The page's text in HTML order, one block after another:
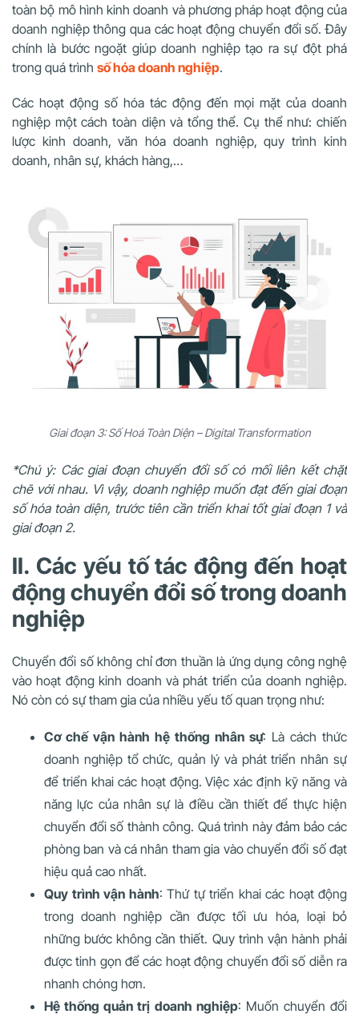
toàn bộ mô hình kinh doanh và phương pháp hoạt động của
doanh nghiệp thông qua các hoạt động chuyển đổi số. Đây
chính là bước ngoặt giúp doanh nghiệp tạo ra sự đột phá
trong quá trình số hóa doanh nghiệp.
Các hoạt động số hóa tác động đến mọi mặt của doanh
nghiệp một cách toàn diện và tổng thể. Cụ thể như: chiến
lược kinh doanh, văn hóa doanh nghiệp, quy trình kinh
doanh, nhân sự, khách hàng,…
Giai đoạn 3: Số Hoá Toàn Diện – Digital Transformation
*Chú ý: Các giai đoạn chuyển đổi số có mối liên kết chặt
chẽ với nhau. Vì vậy, doanh nghiệp muốn đạt đến giai đoạn
số hóa toàn diện, trước tiên cần triển khai tốt giai đoạn 1 và
giai đoạn 2.
II. Các yếu tố tác động đến hoạt
động chuyển đổi số trong doanh
nghiệp
Chuyển đổi số không chỉ đơn thuần là ứng dụng công nghệ
vào hoạt động kinh doanh và phát triển của doanh nghiệp.
Nó còn có sự tham gia của nhiều yếu tố quan trọng như:
Cơ chế vận hành hệ thống nhân sự: Là cách thức
doanh nghiệp tổ chức, quản lý và phát triển nhân sự
để triển khai các hoạt động. Việc xác định kỹ năng và
năng lực của nhân sự là điều cần thiết để thực hiện
chuyển đổi số thành công. Quá trình này đảm bảo các
phòng ban và cá nhân tham gia vào chuyển đổi số đạt
hiệu quả cao nhất.
Quy trình vận hành: Thứ tự triển khai các hoạt động
trong doanh nghiệp cần được tối ưu hóa, loại bỏ
những bước không cần thiết. Quy trình vận hành phải
được tinh gọn để các hoạt động chuyển đổi số diễn ra
nhanh chóng hơn.
Hệ thống quản trị doanh nghiệp: Muốn chuyển đổi